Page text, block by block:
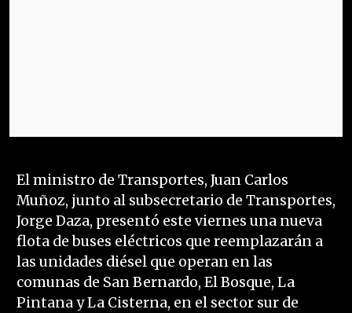
El ministro de Transportes, Juan Carlos
Muñoz, junto al subsecretario de Transportes,
Jorge Daza, presentó este viernes una nueva
flota de buses eléctricos que reemplazarán a
las unidades diésel que operan en las
comunas de San Bernardo, El Bosque, La
Pintana y La Cisterna, en el sector sur de